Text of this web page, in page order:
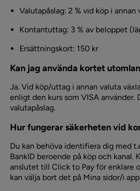
Valutapåslag: 2 % vid köp i annan
Kontantuttag: 3 % av beloppet
Ersättningskort: 150 kr
Kan jag använda kortet
Ja. Vid köp/uttag i annan valuta
enligt den kurs som VISA använder.
valutapåslag.
Hur fungerar säkerheten vid
Du kan behöva identifiera dig med
BankID beroende på köp och kanal.
anslutet till Click to Pay för enklare
kan välja bort det på Mina sidor/i